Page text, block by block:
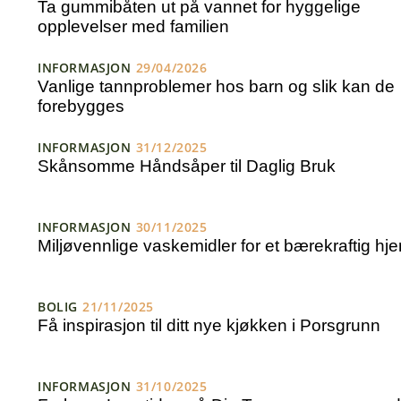
Ta gummibåten ut på vannet for hyggelige
opplevelser med familien
INFORMASJON 29/04/2026
Vanlige tannproblemer hos barn og slik kan de
forebygges
INFORMASJON 31/12/2025
Skånsomme Håndsåper til Daglig Bruk
INFORMASJON 30/11/2025
Miljøvennlige vaskemidler for et bærekraftig
BOLIG 21/11/2025
Få inspirasjon til ditt nye kjøkken i Porsgrunn
INFORMASJON 31/10/2025